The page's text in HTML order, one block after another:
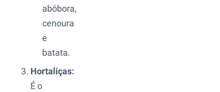
abóbora,
cenoura
e
batata.
Hortaliças:
É o